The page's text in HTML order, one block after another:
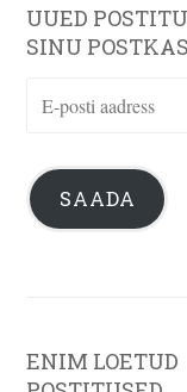
UUED
SINU
E-
aadress
SAADA
ENIM LOETUD